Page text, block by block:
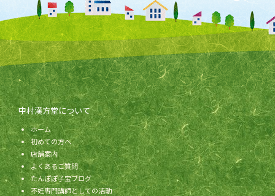
中村漢方堂について
ホーム
初めての方へ
店舗案内
よくあるご質問
たんぽぽ子宝ブログ
不妊専門講師としての活動